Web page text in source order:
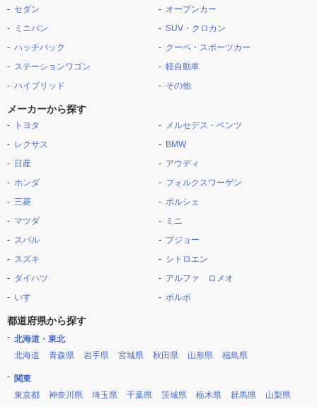
セダン
ミニバン
ハッチバック
ステーションワゴン
ハイブリッド
オープンカー
SUV・クロカン
クーペ・スポーツカー
軽自動車
その他
メーカーから探す
トヨタ
レクサス
日産
ホンダ
三菱
マツダ
スバル
スズキ
ダイハツ
いすゞ
メルセデス・ベンツ
BMW
アウディ
フォルクスワーゲン
ポルシェ
ミニ
プジョー
シトロエン
アルファ ロメオ
ボルボ
都道府県から探す
北海道・東北
北海道
青森県 岩手県 宮城県 秋田県 山形県 福島県
関東
東京都
神奈川県 埼玉県 千葉県 茨城県 栃木県 群馬県 山梨県